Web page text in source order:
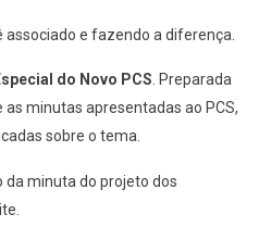
associado e fazendo a diferença.
do Novo PCS. Preparada
minutas apresentadas ao PCS,
sobre o tema.
da minuta do projeto dos